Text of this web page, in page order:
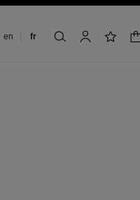
en fr
recherchermon compte
liste de